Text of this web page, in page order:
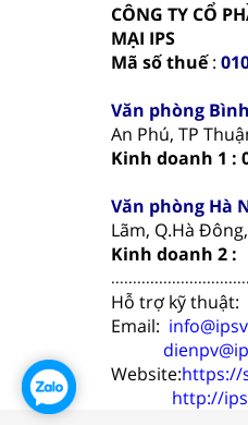
CÔNG TY CỔ
MẠI IPS
Mã số thuế:
Văn phòng
An Phú, TP
Kinh doanh 1 :
Văn phòng Hà
Lãm, Q.Hà
Kinh doanh 2 :
Hỗ trợ kỹ thuật:
Email:
Website:https://
http://